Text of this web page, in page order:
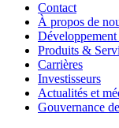
Contact
À propos de
Produits &
Carrières
Investisseurs
Actualités et
Gouvernance